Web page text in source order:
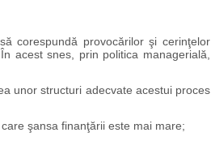
corespundă provocărilor şi cerinţelor
acest snes, prin politica managerială,
unor structuri adecvate acestui proces
şansa finanţării este mai mare;